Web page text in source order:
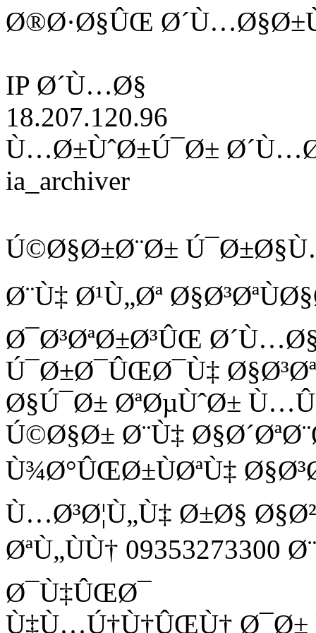
Ø®Ø·Ø§ÛŒ
IP Ø´Ù…Ø§
18.207.120.96
Ù…Ø±ÙˆØ±Ú¯Ø±
ia_archiver
Ú©Ø§Ø±Ø¨Ø±
Ø¨Ù‡ Ø¹Ù„Øª
Ø¯Ø³ØªØ±Ø³ÛŒ
Ú¯Ø±Ø¯ÛŒØ¯Ù‡ Ø§Ø³Øª
Ø§Ú¯Ø± ØªØµÙˆØ±
Ú©Ø§Ø± Ø¨Ù‡
Ù¾Ø°ÛŒØ±ÙØªÙ‡
Ù…Ø³Ø¦Ù„Ù‡ Ø±Ø§
ØªÙ„ÙÙ†
Ø¯Ù‡ÛŒØ¯
Ù‡Ù…Ú†Ù†ÛŒÙ† Ø¯Ø±